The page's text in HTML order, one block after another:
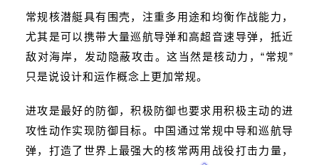
常规核潜艇具有围壳，注重多用途和均衡作战能力，
尤其是可以携带大量巡航导弹和高超音速导弹，抵近
敌对海岸，发动隐蔽攻击。这当然是核动力，“常规”
只是说设计和运作概念上更加常规。
进攻是最好的防御，积极防御也要求用积极主动的进
攻性动作实现防御目标。中国通过常规中导和巡航导
弹，打造了世界上最强大的核常两用战役打击力量，